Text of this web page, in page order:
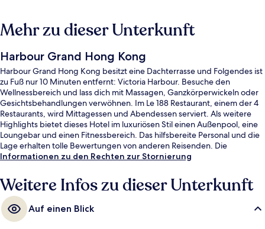
Mehr zu dieser Unterkunft
Harbour Grand Hong Kong
Harbour Grand Hong Kong besitzt eine Dachterrasse und Folgendes ist
zu Fuß nur 10 Minuten entfernt: Victoria Harbour. Besuche den
Wellnessbereich und lass dich mit Massagen, Ganzkörperwickeln oder
Gesichtsbehandlungen verwöhnen. Im Le 188 Restaurant, einem der 4
Restaurants, wird Mittagessen und Abendessen serviert. Als weitere
Highlights bietet dieses Hotel im luxuriösen Stil einen Außenpool, eine
Loungebar und einen Fitnessbereich. Das hilfsbereite Personal und die
Lage erhalten tolle Bewertungen von anderen Reisenden. Die
öffentlichen Verkehrsmittel sind nur einen kurzen Fußmarsch entfernt:
Straßenbahnhaltestelle Jupiter Street 5 Minuten.
Informationen zu den Rechten zur Stornierung
Weitere Infos zu dieser Unterkunft
Auf einen Blick